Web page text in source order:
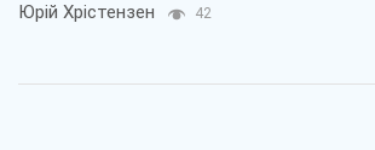
Юрій Хрістензен 42